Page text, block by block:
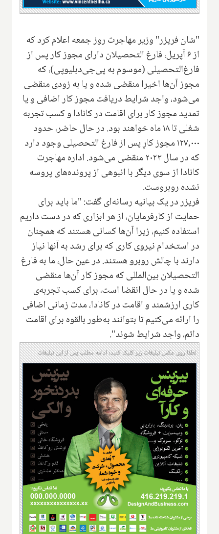
"شان فریزر" وزیر مهاجرت روز جمعه اعلام کرد که
از ۶ آپریل، فارغ التحصیلان دارای مجوز کار پس از
فارغ‌التحصیلی (موسوم به پی‌جی‌دبلیو‌پی)، که
مجوز آن‌ها اخیرا منقضی شده و یا به زودی منقضی
می‌شود، واجد شرایط دریافت مجوز کار اضافی و یا
تمدید مجوز کار برای اقامت در کانادا و کسب تجربه
شغلی تا ۱۸ ماه خواهند بود. در حال حاضر، حدود
۱۲۷,۰۰۰ مجوز کارِ پس از فارغ التحصیلی وجود دارد
که در سال ۲۰۲۳ منقضی می‌شود. اداره مهاجرت
کانادا از سوی دیگر با انبوهی از پرونده‌های پروسه
نشده روبروست.
فریزر در یک بیانیه رسانه‌ای گفت: "ما باید برای
حمایت از کارفرمایان، از هر ابزاری که در دست داریم
استفاده کنیم، زیرا آن‌ها کسانی هستند که همچنان
در استخدام نیروی کاری که برای رشد به آنها نیاز
دارند با چالش روبرو هستند. در عین حال، ما به فارغ
التحصیلان بین‌المللی که مجوز کار آن‌ها منقضی
شده و یا در حال انقضا است، برای کسب تجربه‌ی
کاری ارزشمند و اقامت در کانادا، مدت زمانی اضافی
را ارائه می‌کنیم تا بتوانند به‌طور بالقوه برای اقامت
دائم، واجد شرایط شوند".
لطفا روی عکس تبلیغات زیر کلیک کنید؛ ادامه مطلب پس از این تبلیغات